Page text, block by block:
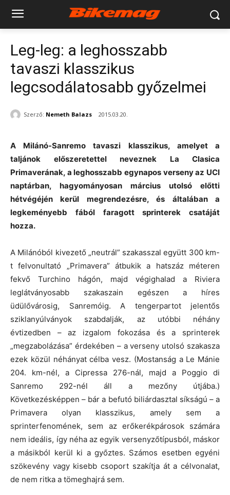
Leg-leg: a leghosszabb
tavaszi klasszikus
legcsodálatosabb győzelmei
Szerző: Nemeth Balazs 2015.03.20.
A Milánó-Sanremo tavaszi klasszikus, amelyet a
taljánok előszeretettel neveznek La Clasica
Primaverának, a leghosszabb egynapos verseny az UCI
naptárban, hagyományosan március utolsó előtti
hétvégéjén kerül megrendezésre, és általában a
legkeményebb fából faragott sprinterek csatáját
hozza.
A Milánóból kivezető „neutrál” szakasszal együtt 300 km-
t felvonultató „Primavera” átbukik a hatszáz méteren
fekvő Turchino hágón, majd végighalad a Riviera
leglátványosabb szakaszain egészen a híres
üdülővárosig, Sanremóig. A tengerpartot jelentős
sziklanyúlványok szabdalják, az utóbbi néhány
évtizedben – az izgalom fokozása és a sprinterek
„megzabolázása” érdekében – a verseny utolsó szakasza
ezek közül néhányat célba vesz. (Mostanság a Le Mánie
204. km-nél, a Cipressa 276-nál, majd a Poggio di
Sanremo 292-nél áll a mezőny útjába.)
Következésképpen – bár a befutó biliárdasztal síkságú – a
Primavera olyan klasszikus, amely sem a
sprinterfenomének, sem az erőkerékpárosok számára
nem ideális, így néha az egyik versenyzőtípusból, máskor
a másikból kerül ki a győztes. Számos esetben egyéni
szökevény vagy kisebb csoport szakítja át a célvonalat,
de nem ritka a tömeghajrá sem.